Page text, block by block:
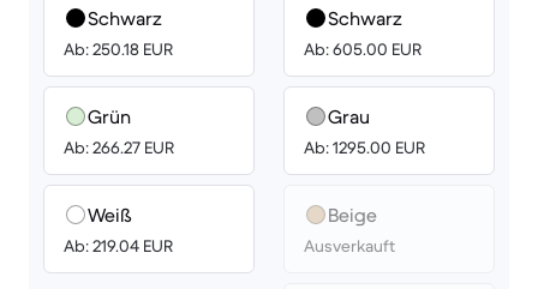
Schwarz
Ab: 250.18 EUR
Grün
Ab: 266.27 EUR
Weiß
Ab: 219.04 EUR
Schwarz
Ab: 605.00 EUR
Grau
Ab: 1295.00 EUR
Beige
Ausverkauft